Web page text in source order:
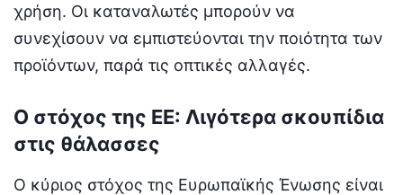
χρήση. Οι καταναλωτές μπορούν να
συνεχίσουν να εμπιστεύονται την ποιότητα των
προϊόντων, παρά τις οπτικές αλλαγές.
Ο στόχος της ΕΕ: Λιγότερα σκουπίδια
στις θάλασσες
Ο κύριος στόχος της Ευρωπαϊκής Ένωσης είναι